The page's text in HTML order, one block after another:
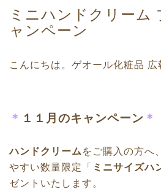
ミニハンドクリーム
ャンペーン
こんにちは。ゲオール化粧品 広
＊ １１月のキャンペーン ＊
ハンドクリーム をご購入の方へ、
やすい数量限定「 ミニサイズハ
ゼントいたします。